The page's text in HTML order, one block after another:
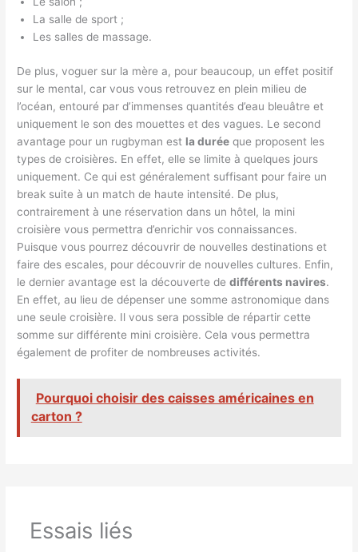
La salle de sport ;
Les salles de massage.
De plus, voguer sur la mère a, pour beaucoup, un effet positif
sur le mental, car vous vous retrouvez en plein milieu de
l’océan, entouré par d’immenses quantités d’eau bleuâtre et
uniquement le son des mouettes et des vagues. Le second
avantage pour un rugbyman est la durée que proposent les
types de croisières. En effet, elle se limite à quelques jours
uniquement. Ce qui est généralement suffisant pour faire un
break suite à un match de haute intensité. De plus,
contrairement à une réservation dans un hôtel, la mini
croisière vous permettra d’enrichir vos connaissances.
Puisque vous pourrez découvrir de nouvelles destinations et
faire des escales, pour découvrir de nouvelles cultures. Enfin,
le dernier avantage est la découverte dedifférents navires.
En effet, au lieu de dépenser une somme astronomique dans
une seule croisière. Il vous sera possible de répartir cette
somme sur différente mini croisière. Cela vous permettra
également de profiter de nombreuses activités.
Pourquoi choisir des caisses américaines en
carton ?
Essais liés